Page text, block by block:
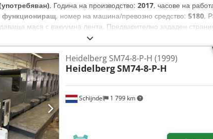
, Година на производство: 2017, часове на
функциониращ, номер на машина/превозно средство: 5180,
маса с вакуумна лента, Предварително зададен
на размер на хартията, Ryobi напълно автоматични сменящи се
регистъра на пластината, Ryobi PCS-G система за
система за овлажняване с алкохол, Контрол на
измиване на одеялото, Автоматично измиване на
Schijndel 1 799 km
Heidelberg SM74-8-P-H (1999)
HeidelbergSM74-8-P-H